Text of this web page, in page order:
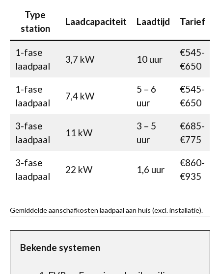
Type
station
Laadcapaciteit Laadtijd Tarief
1-fase
laadpaal
3,7 kW 10 uur
€545-
€650
1-fase
laadpaal
7,4 kW
5 – 6
uur
€545-
€650
3-fase
laadpaal
11 kW
3 – 5
uur
€685-
€775
3-fase
laadpaal
22 kW 1,6 uur
€860-
€935
Gemiddelde aanschafkosten laadpaal aan huis (excl. installatie).
Bekende systemen